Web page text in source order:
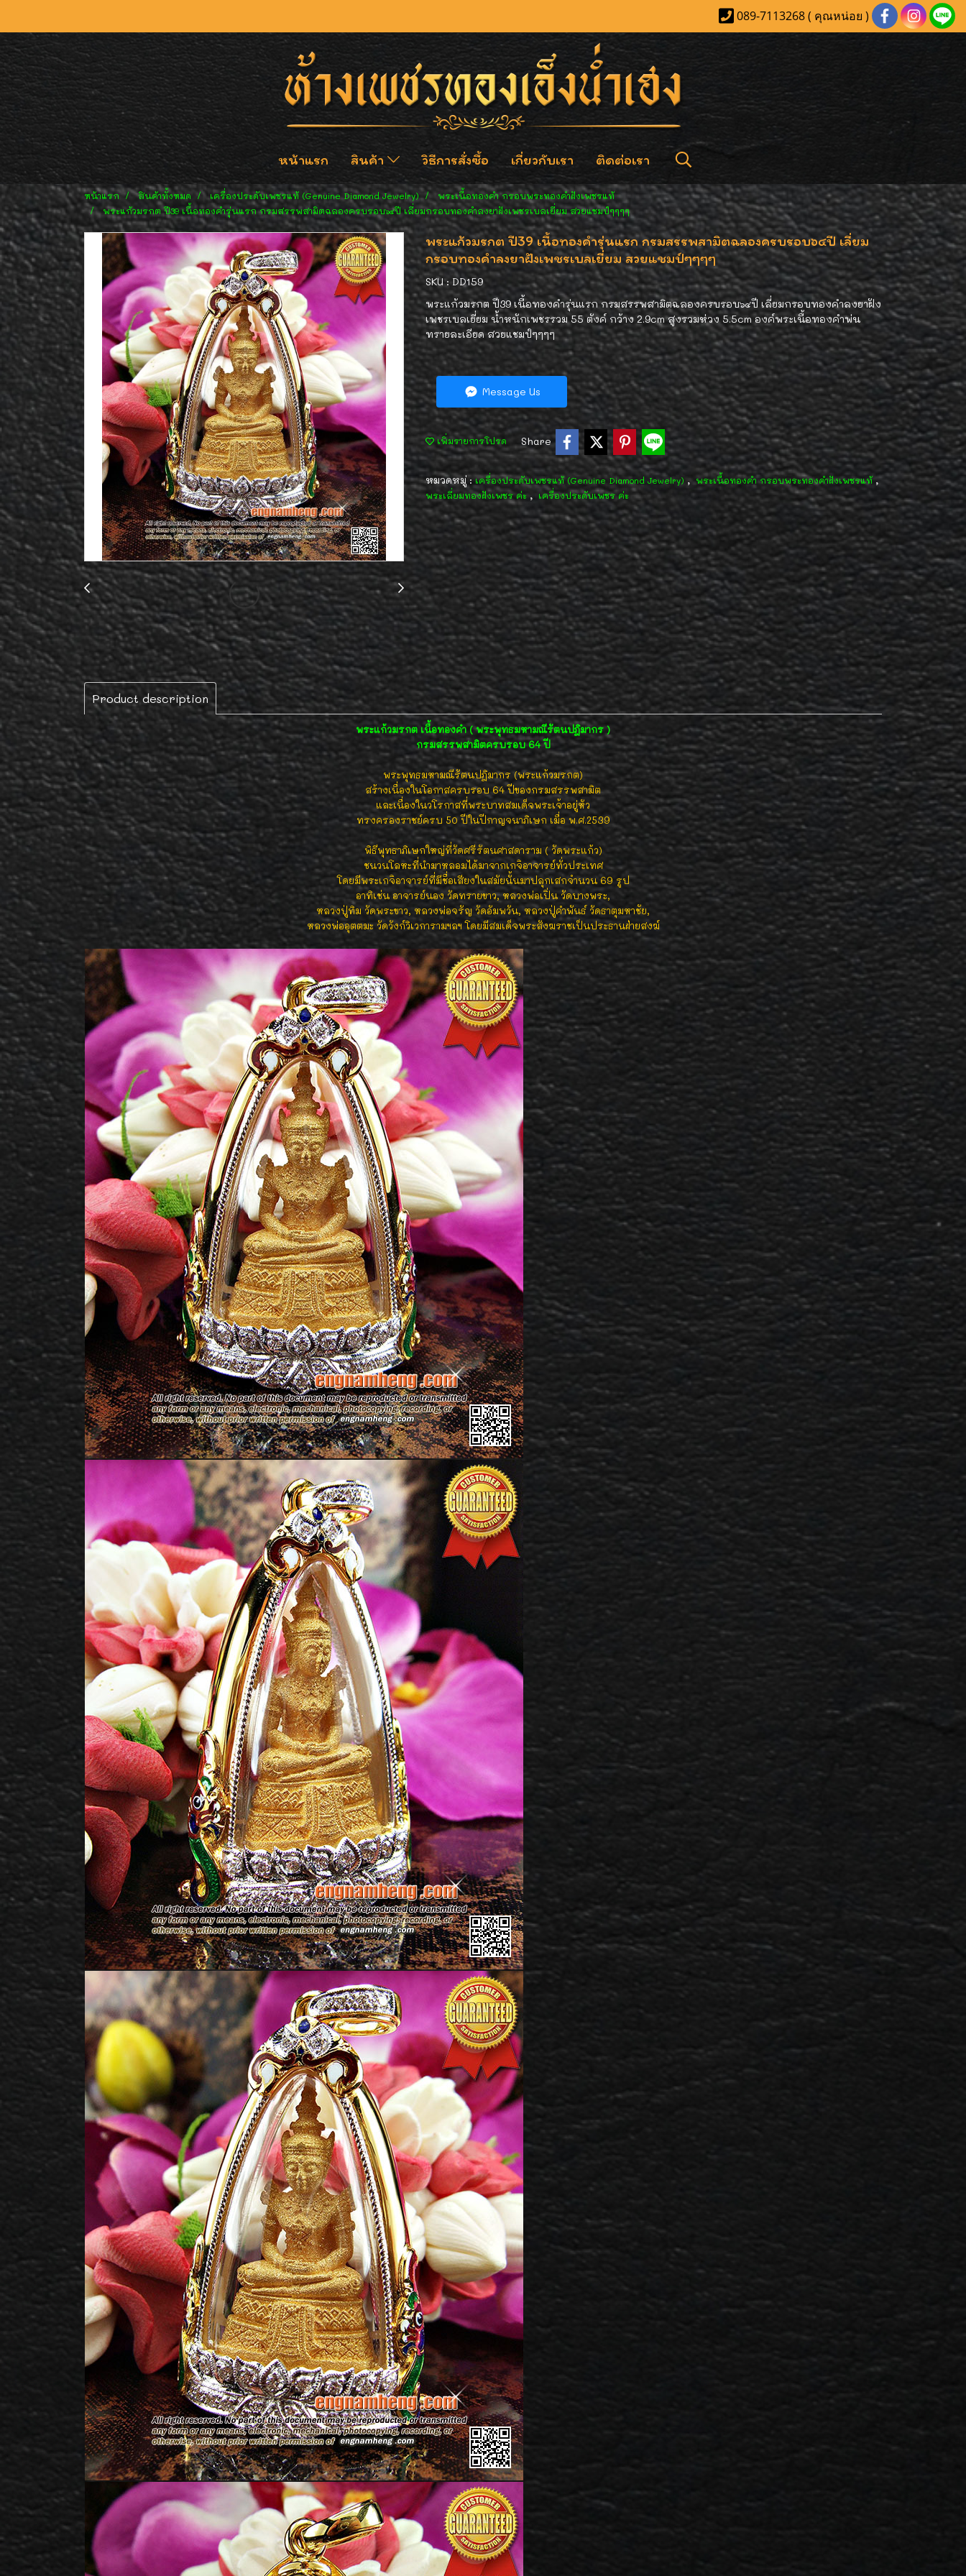
089-7113268 ( คุณหน่อย )
หน้าแรก สินค้า วิธีการสั่งซื้อ เกี่ยวกับเรา ติดต่อเรา
หน้าแรก สินค้าทั้งหมด เครื่องประดับเพชรแท้ (Genuine Diamond Jewelry)
พระเนื้อทองคำ กรอบพระทองคำฝังเพชรแท้
พระแก้วมรกต ปี39 เนื้อทองคำรุ่นแรก กรมสรรพสามิตฉลองครบรอบ๖๔ปี เลี่ยมกรอบทองคำลงยาฝังเพชรเบลเยี่ยม สวยแชมป์ๆๆๆๆ
พระแก้วมรกต ปี39 เนื้อทองคำรุ่นแรก กรมสรรพสามิตฉลองครบรอบ๖๔ปี เลี่ยม
กรอบทองคำลงยาฝังเพชรเบลเยี่ยม สวยแชมป์ๆๆๆๆ
SKU : DD159
พระแก้วมรกต ปี39 เนื้อทองคำรุ่นแรก กรมสรรพสามิตฉลองครบรอบ๖๔ปี เลี่ยมกรอบทองคำลงยาฝัง
เพชรเบลเยี่ยม น้ำหนักเพชรรวม 55 ตังค์ กว้าง 2.9cm สูงรวมห่วง 5.5cm องค์พระเนื้อทองคำพ่น
ทรายละเอียด สวยแชมป์ๆๆๆๆ
Message Us
เพิ่มรายการโปรด Share
หมวดหมู่ :เครื่องประดับเพชรแท้ (Genuine Diamond Jewelry) , พระเนื้อทองคำ กรอบพระทองคำฝังเพชรแท้ ,
พระเลี่ยมทองฝังเพชร ค่ะ , เครื่องประดับเพชร ค่ะ
Product description
พระแก้วมรกต เนื้อทองคำ ( พระพุทธมหามณีรัตนปฎิมากร )
กรมสรรพสามิตครบรอบ 64 ปี
พระพุทธมหามณีรัตนปฎิมากร (พระแก้วมรกต)
สร้างเนื่องในโอกาสครบรอบ 64 ปีของกรมสรรพสามิต
และเนื่องในวโรกาสที่พระบาทสมเด็จพระเจ้าอยู่หัว
ทรงครองราชย์ครบ 50 ปีในปีกาญจนาภิเษก เมื่อ พ.ศ.2539
พิธีพุทธาภิเษกใหญ่ที่วัดศรีรัตนศาสดาราม ( วัดพระแก้ว)
ชนวนโลหะที่นำมาหลอมได้มาจากเกจิอาจารย์ทั่วประเทศ
โดยมีพระเกจิอาจารย์ที่มีชื่อเสียงในสมัยนั้นมาปลุกเสกจำนวน 69 รูป
อาทิเช่น อาจารย์นอง วัดทรายขาว, หลวงพ่อเปิ่น วัดบางพระ,
หลวงปู่ทิม วัดพระขาว, หลวงพ่อจรัญ วัดอัมพวัน, หลวงปู่คำพันธ์ วัดธาตุมหาชัย,
หลวงพ่ออุตตมะ วัดวังก์วิเวการามฯลฯ โดยมีสมเด็จพระสังฆราชเป็นประธานฝ่ายสงฆ์